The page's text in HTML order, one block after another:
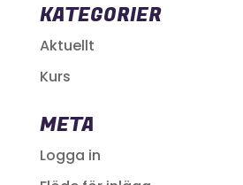
KATEGORIER
Aktuellt
Kurs
META
Logga in